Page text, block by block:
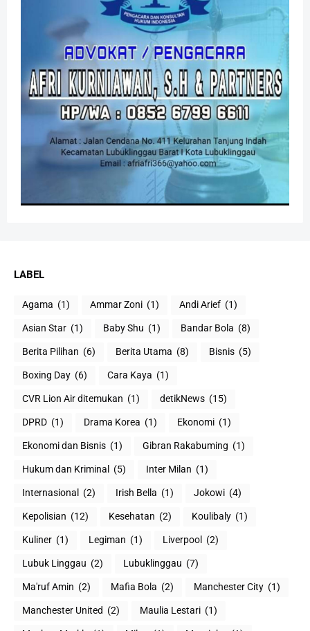
LABEL
Agama (1) Ammar Zoni (1) Andi Arief (1)
Asian Star (1) Baby Shu (1) Bandar Bola (8)
Berita Pilihan (6) Berita Utama (8) Bisnis (5)
Boxing Day (6) Cara Kaya (1)
CVR Lion Air ditemukan (1) detikNews (15)
DPRD (1) Drama Korea (1) Ekonomi (1)
Ekonomi dan Bisnis (1) Gibran Rakabuming (1)
Hukum dan Kriminal (5) Inter Milan (1)
Internasional (2) Irish Bella (1) Jokowi (4)
Kepolisian (12) Kesehatan (2) Koulibaly (1)
Kuliner (1) Legiman (1) Liverpool (2)
Lubuk Linggau (2) Lubuklinggau (7)
Ma'ruf Amin (2) Mafia Bola (2) Manchester City (1)
Manchester United (2) Maulia Lestari (1)